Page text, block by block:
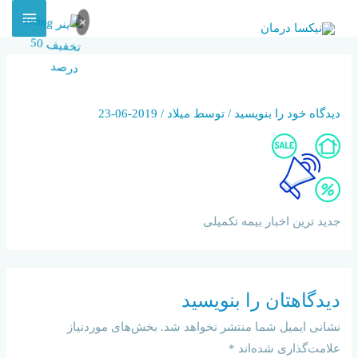
×
دیدگاه‌ خود را بنویسید / توسط میلاد/
2019-06-23
جدید ترین اخبار بیمه تکمیلی
دیدگاهتان را بنویسید
نشانی ایمیل شما منتشر نخواهد شد. بخش‌های موردنیاز
علامت‌گذاری شده‌اند *